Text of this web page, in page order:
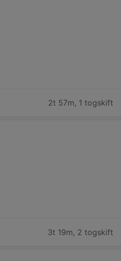
2t 57m, 1 togskift
3t 19m, 2 togskift